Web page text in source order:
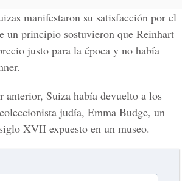
manifestaron su satisfacción por el
un principio sostuvieron que Reinhart
justo para la época y no había
anterior, Suiza había devuelto a los
judía, Emma Budge, un
XVII expuesto en un museo.